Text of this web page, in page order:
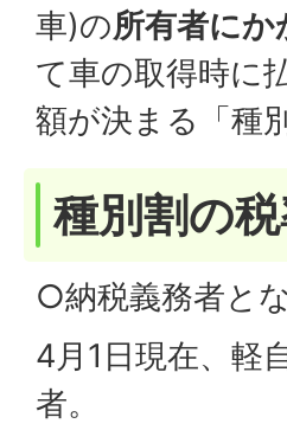
車)の所有者にか
て車の取得時に
額が決まる「種
種別割の税
○納税義務者と
4月1日現在、軽
者。